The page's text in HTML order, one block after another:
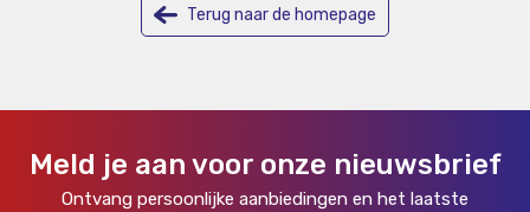
Terug naar de homepage
Meld je aan voor onze nieuwsbrief
Ontvang persoonlijke aanbiedingen en het laatste